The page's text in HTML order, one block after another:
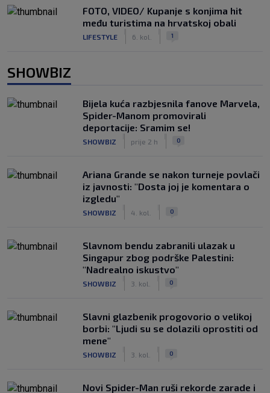
FOTO, VIDEO/ Kupanje s konjima hit
među turistima na hrvatskoj obali
LIFESTYLE 6. kol. 1
SHOWBIZ
Bijela kuća razbjesnila fanove Marvela,
Spider-Manom promovirali
deportacije: Sramim se!
SHOWBIZ prije 2 h 0
Ariana Grande se nakon turneje povlači
iz javnosti: "Dosta joj je komentara o
izgledu"
SHOWBIZ 4. kol. 0
Slavnom bendu zabranili ulazak u
Singapur zbog podrške Palestini:
"Nadrealno iskustvo"
SHOWBIZ 3. kol. 0
Slavni glazbenik progovorio o velikoj
borbi: "Ljudi su se dolazili oprostiti od
mene"
SHOWBIZ 3. kol. 0
Novi Spider-Man ruši rekorde zarade i